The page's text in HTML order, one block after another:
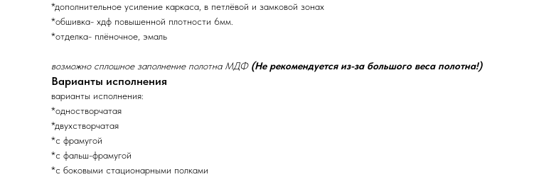
*дополнительное усиление каркаса, в петлёвой и замковой зонах
*обшивка- хдф повышенной плотности 6мм.
*отделка- плёночное, эмаль
возможно сплошное заполнение полотна МДФ (Не рекомендуется из-за большого веса полотна!)
Варианты исполнения
варианты исполнения:
*одностворчатая
*двухстворчатая
*с фрамугой
*с фальш-фрамугой
*с боковыми стационарными полками